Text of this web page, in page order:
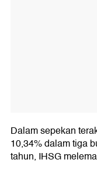
Dalam sepekan
10,34% dalam tiga
tahun, IHSG